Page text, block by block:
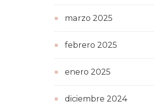
marzo 2025
febrero 2025
enero 2025
diciembre 2024